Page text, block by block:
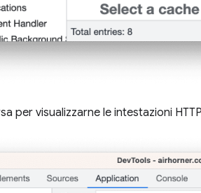
per visualizzarne le intestazioni